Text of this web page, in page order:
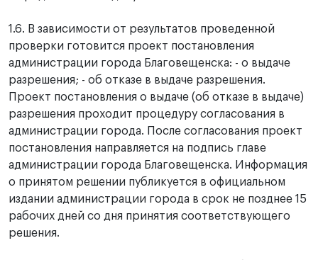
1.6. В зависимости от результатов проведенной
проверки готовится проект постановления
администрации города Благовещенска: - о выдаче
разрешения; - об отказе в выдаче разрешения.
Проект постановления о выдаче (об отказе в выдаче)
разрешения проходит процедуру согласования в
администрации города. После согласования проект
постановления направляется на подпись главе
администрации города Благовещенска. Информация
о принятом решении публикуется в официальном
издании администрации города в срок не позднее 15
рабочих дней со дня принятия соответствующего
решения.